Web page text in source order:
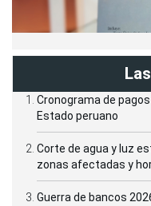
Cronograma de
Estado peruano
Corte de agua y luz
zonas afectadas y
Guerra de bancos